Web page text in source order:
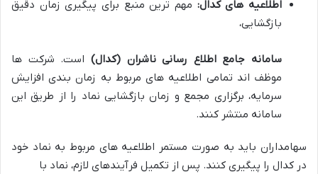
اطلاعیه های کدال: مهم ترین منبع برای پیگیری زمان دقیق
بازگشایی،
سامانه جامع اطلاع رسانی ناشران (کدال) است. شرکت ها
موظف اند تمامی اطلاعیه های مربوط به زمان بندی افزایش
سرمایه، برگزاری مجمع و زمان بازگشایی نماد را از طریق این
سامانه منتشر کنند.
سهامداران باید به صورت مستمر اطلاعیه های مربوط به نماد خود
در کدال را پیگیری کنند. پس از تکمیل فرآیندهای لازم، نماد با